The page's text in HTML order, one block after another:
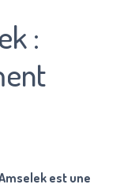
:
est une